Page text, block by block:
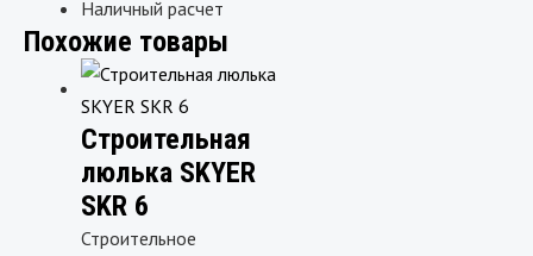
Наличный расчет
Похожие товары
Строительная
люлька SKYER
SKR 6
Строительное